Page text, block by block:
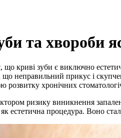
та хвороби
що криві зуби є виключно
неправильний прикус і
розвитку хронічних
ризику виникнення
естетична процедура. Воно